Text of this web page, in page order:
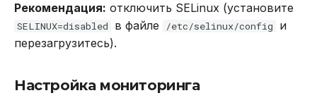
Рекомендация: отключить SELinux (установите
SELINUX=disabled в файле /etc/selinux/config
и
перезагрузитесь).
Настройка мониторинга